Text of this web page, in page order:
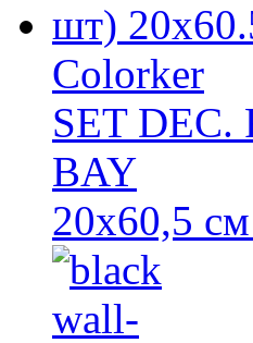
Colorker
SET DEC.
BAY
20x60,5 см